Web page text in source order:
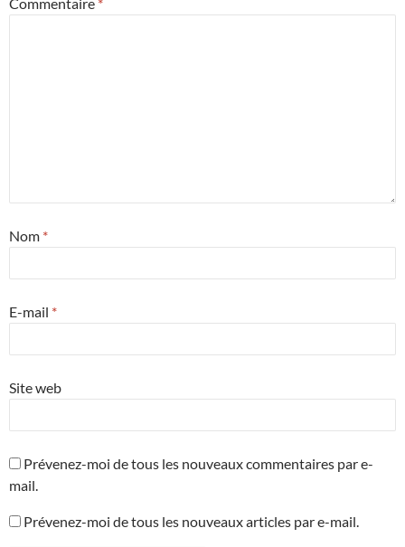
Nom *
E-mail *
Site web
Prévenez-moi de tous les nouveaux commentaires par e-
mail.
Prévenez-moi de tous les nouveaux articles par e-mail.